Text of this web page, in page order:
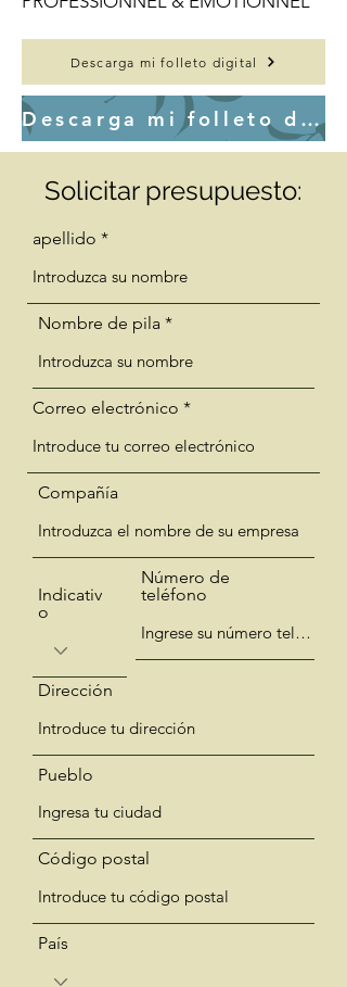
Descarga mi folleto digital
Descarga mi folleto digital
Solicitar presupuesto:
apellido
Nombre de pila
Correo electrónico
Compañía
Indicativ
o
Número de
teléfono
Dirección
Pueblo
Código postal
País